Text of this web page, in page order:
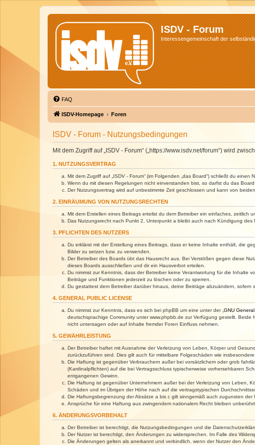
ISDV - Forum
Interessengemeinschaft der
FAQ
ISDV-Homepage Foren
ISDV - Forum - Nutzungsbedingungen
Mit dem Zugriff auf „ISDV - Forum“ („https://www.isdv.net/forum“) wird
1. NUTZUNGSVERTRAG
Mit dem Zugriff auf „ISDV - Forum“ (im Folgenden „das Board“) schließt du
Wenn du mit diesen Regelungen nicht einverstanden bist, so darfst du das
Der Nutzungsvertrag wird auf unbestimmte Zeit geschlossen und kann von
2. EINRÄUMUNG VON NUTZUNGSRECHTEN
Mit dem Erstellen eines Beitrags erteilst du dem Betreiber ein einfaches, zeitlich
Das Nutzungsrecht nach Punkt 2, Unterpunkt a bleibt auch nach Kündigung des
3. PFLICHTEN DES NUTZERS
Du erklärst mit der Erstellung eines Beitrags, dass er keine Inhalte enthält, die
Bilder zu setzen bzw. zu verwenden.
Der Betreiber des Boards übt das Hausrecht aus. Bei Verstößen gegen diese
dieses Boards ausschließen und dir ein Hausverbot erteilen.
Du nimmst zur Kenntnis, dass der Betreiber keine Verantwortung für die Inhalte
Beiträge und Funktionen jederzeit zu löschen oder zu sperren.
Du gestattest dem Betreiber darüber hinaus, deine Beiträge abzuändern,
4. GENERAL PUBLIC LICENSE
Du nimmst zur Kenntnis, dass es sich bei phpBB um eine unter der „ GNU
deutschsprachige Community unter www.phpbb.de zur Verfügung gestellt.
nicht untersagen oder auf Inhalte fremder Foren Einfluss nehmen.
5. GEWÄHRLEISTUNG
Der Betreiber haftet mit Ausnahme der Verletzung von Leben, Körper und
zurückzuführen sind. Dies gilt auch für mittelbare Folgeschäden wie
Die Haftung ist gegenüber Verbrauchern außer bei vorsätzlichem oder grob
(Kardinalpflichten) auf die bei Vertragsschluss typischerweise vorhersehbaren
entgangenen Gewinn.
Die Haftung ist gegenüber Unternehmern außer bei der Verletzung von Leben,
Schäden und im Übrigen der Höhe nach auf die vertragstypischen
Die Haftungsbegrenzung der Absätze a bis c gilt sinngemäß auch zugunsten der
Ansprüche für eine Haftung aus zwingendem nationalem Recht bleiben unberührt.
6. ÄNDERUNGSVORBEHALT
Der Betreiber ist berechtigt, die Nutzungsbedingungen und die
Der Nutzer ist berechtigt, den Änderungen zu widersprechen. Im Falle des
Die Änderungen gelten als anerkannt und verbindlich, wenn der Nutzer den